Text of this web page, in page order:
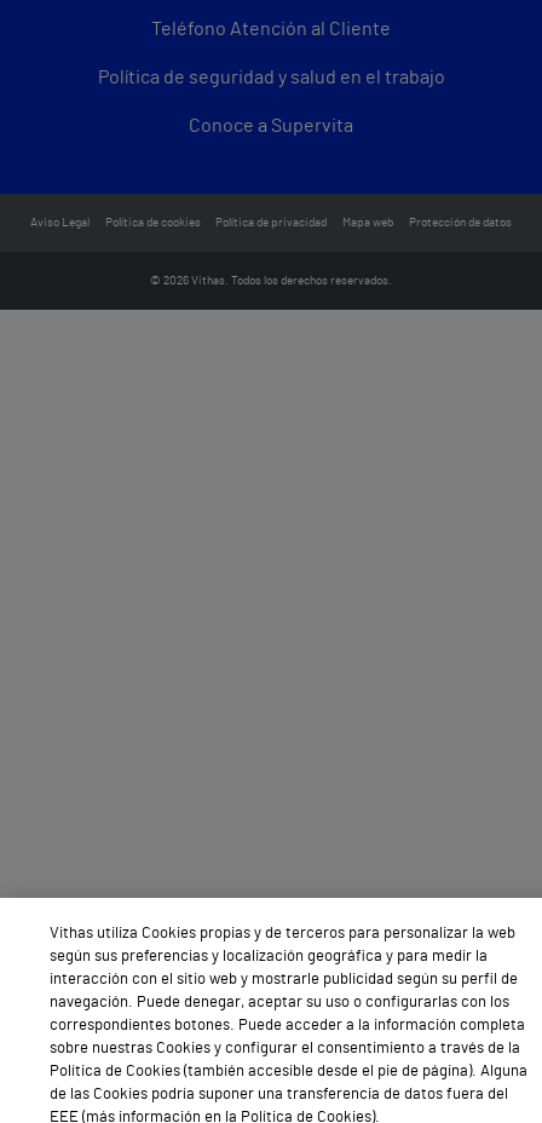
Teléfono Atención al Cliente
Política de seguridad y salud en el trabajo
Conoce a Supervita
Aviso Legal Política de cookies Política de privacidad Mapa web Protección de datos
© 2026 Vithas. Todos los derechos reservados.
Vithas utiliza Cookies propias y de terceros para personalizar la web
según sus preferencias y localización geográfica y para medir la
interacción con el sitio web y mostrarle publicidad según su perfil de
navegación. Puede denegar, aceptar su uso o configurarlas con los
correspondientes botones. Puede acceder a la información completa
sobre nuestras Cookies y configurar el consentimiento a través de la
Política de Cookies (también accesible desde el pie de página). Alguna
de las Cookies podría suponer una transferencia de datos fuera del
EEE (más información en la Política de Cookies).